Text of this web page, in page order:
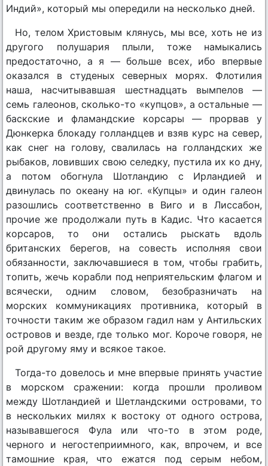
Индий», который мы опередили на несколько дней.
Но, телом Христовым клянусь, мы все, хоть не из
другого полушария плыли, тоже намыкались
предостаточно, а я — больше всех, ибо впервые
оказался в студеных северных морях. Флотилия
наша, насчитывавшая шестнадцать вымпелов —
семь галеонов, сколько-то «купцов», а остальные —
баскские и фламандские корсары — прорвав у
Дюнкерка блокаду голландцев и взяв курс на север,
как снег на голову, свалилась на голландских же
рыбаков, ловивших свою селедку, пустила их ко дну,
а потом обогнула Шотландию с Ирландией и
двинулась по океану на юг. «Купцы» и один галеон
разошлись соответственно в Виго и в Лиссабон,
прочие же продолжали путь в Кадис. Что касается
корсаров, то они остались рыскать вдоль
британских берегов, на совесть исполняя свои
обязанности, заключавшиеся в том, чтобы грабить,
топить, жечь корабли под неприятельским флагом и
всячески, одним словом, безобразничать на
морских коммуникациях противника, который в
точности таким же образом гадил нам у Антильских
островов и везде, где только мог. Короче говоря, не
рой другому яму и всякое такое.
Тогда-то довелось и мне впервые принять участие
в морском сражении: когда прошли проливом
между Шотландией и Шетландскими островами, то
в нескольких милях к востоку от одного острова,
называвшегося Фула или что-то в этом роде,
черного и негостеприимного, как, впрочем, и все
тамошние края, что ежатся под серым небом,